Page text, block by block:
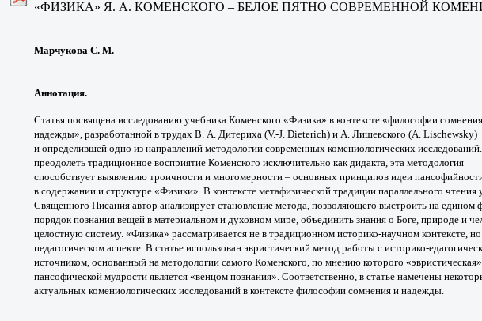
«ФИЗИКА» Я. А. КОМЕНСКОГО – БЕЛОЕ ПЯТНО СОВРЕМЕННОЙ
Марчукова С. М.
Аннотация.
Статья посвящена исследованию учебника Коменского «Физика» в контексте «философии
надежды», разработанной в трудах В. А. Дитериха (V.-J. Dieterich) и А. Лишевского (А. Lischewsky)
и определившей одно из направлений методологии современных комениологических исследований.
преодолеть традиционное восприятие Коменского исключительно как дидакта, эта методология
способствует выявлению троичности и многомерности – основных принципов идеи
в содержании и структуре «Физики». В контексте метафизической традиции параллельного чтения
Священного Писания автор анализирует становление метода, позволяющего выстроить на едином
порядокпознания вещей в материальном и духовном мире, объединить знания о Боге, природе и
целостную систему. «Физика» рассматривается не в традиционном историко-научном контексте,
педагогическом аспекте. В статье использован эвристический метод работы с историко-
источником, основанный на методологии самого Коменского, по мнению которого
пансофической мудрости является «венцом познания». Соответственно, в статье намечены
актуальных комениологических исследований в контексте философии сомнения и надежды.